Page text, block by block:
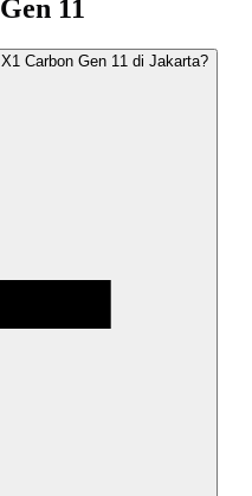
11
Carbon Gen 11 di Jakarta?